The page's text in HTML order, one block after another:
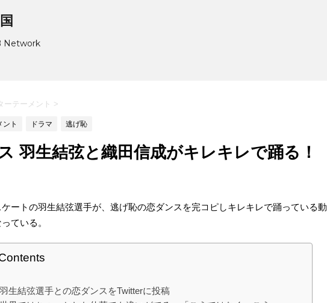
Network
ーテーメント >
ント ドラマ 逃げ恥
羽生結弦と織田信成がキレキレで踊る！
ートの羽生結弦選手が、逃げ恥の恋ダンスを完コピしキレキレで踊っている動
ている。
生結弦選手との恋ダンスをTwitterに投稿